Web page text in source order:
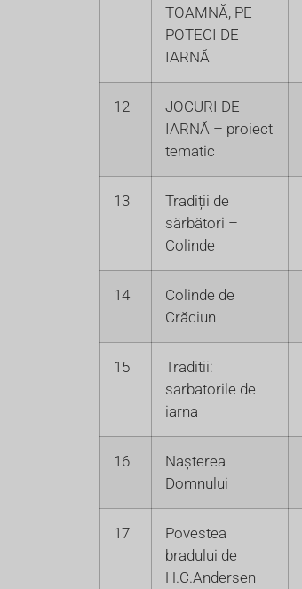
TOAMNĂ, PE
POTECI DE
IARNĂ
12
JOCURI DE
IARNĂ – proiect
tematic
13
Tradiții de
sărbători –
Colinde
14
Colinde de
Crăciun
15
Traditii:
sarbatorile de
iarna
16
Nașterea
Domnului
17
Povestea
bradului de
H.C.Andersen